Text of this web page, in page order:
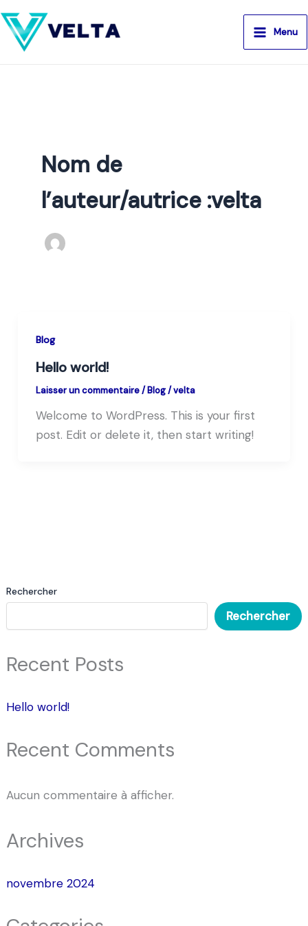
Aller
au
contenu
Menu
Rechercher
Rechercher
Recent Posts
Hello world!
Recent Comments
Aucun commentaire à afficher.
Archives
novembre 2024
Nom de
l’auteur/autrice :velta
Blog
Hello world!
Laisser un commentaire/Blog/velta
Welcome to WordPress. This is your first
post. Edit or delete it, then start writing!